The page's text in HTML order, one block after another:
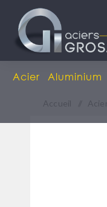
Acier Aluminium
Accueil Acier